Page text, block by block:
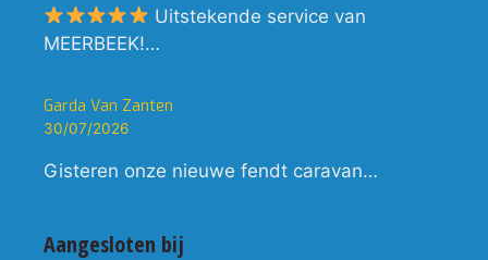
Uitstekende service van
MEERBEEK!…
Garda Van Zanten
30/07/2026
Gisteren onze nieuwe fendt caravan…
Aangesloten bij